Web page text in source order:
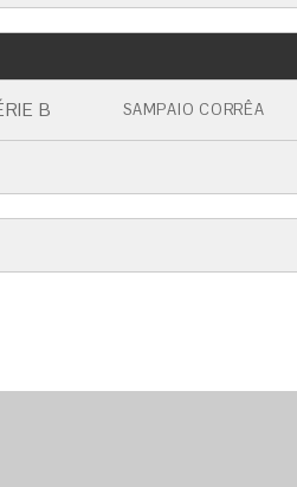
B SAMPAIO CORRÊA